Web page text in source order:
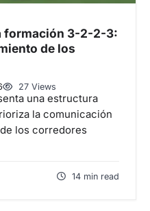
formación 3-2-2-3:
de los
27 Views
una estructura
la comunicación
los corredores
14 min read